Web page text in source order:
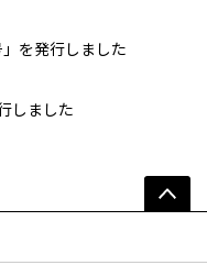
を発行しました
しました